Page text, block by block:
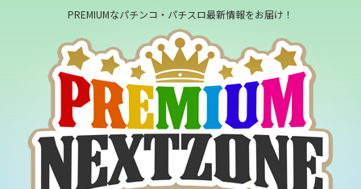
PREMIUMなパチンコ・パチスロ最新情報をお届け！